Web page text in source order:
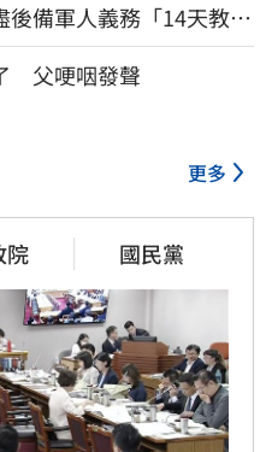
備軍人義務「14天教召
父哽咽發聲
更多
院 國民黨